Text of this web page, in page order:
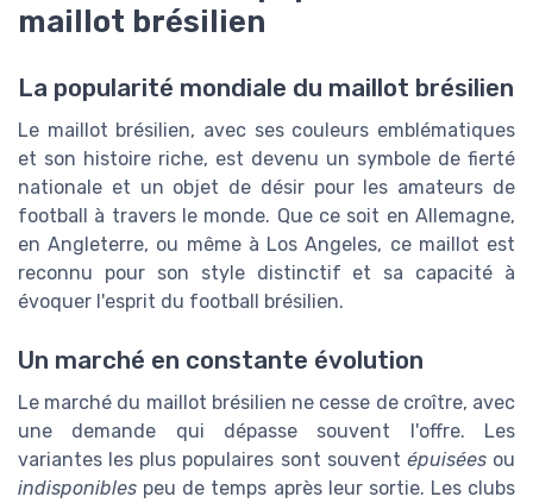
maillot brésilien
La popularité mondiale du maillot brésilien
Le maillot brésilien, avec ses couleurs emblématiques
et son histoire riche, est devenu un symbole de fierté
nationale et un objet de désir pour les amateurs de
football à travers le monde. Que ce soit en Allemagne,
en Angleterre, ou même à Los Angeles, ce maillot est
reconnu pour son style distinctif et sa capacité à
évoquer l'esprit du football brésilien.
Un marché en constante évolution
Le marché du maillot brésilien ne cesse de croître, avec
une demande qui dépasse souvent l'offre. Les
variantes les plus populaires sont souvent épuiséesou
indisponibles peu de temps après leur sortie. Les clubs